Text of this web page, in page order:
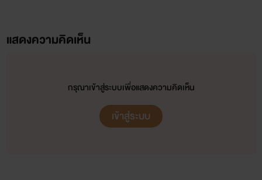
แสดงความคิดเห็น
กรุณาเข้าสู่ระบบเพื่อแสดงความคิดเห็น
เข้าสู่ระบบ